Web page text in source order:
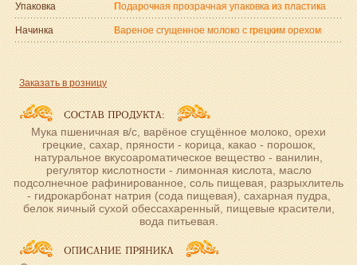
Упаковка Подарочная прозрачная упаковка из пластика
Начинка Вареное сгущенное молоко с грецким орехом
Заказать в розницу
Мука пшеничная в/с, варёное сгущённое молоко, орехи
грецкие, сахар, пряности - корица, какао - порошок,
натуральное вкусоароматическое вещество - ванилин,
регулятор кислотности - лимонная кислота, масло
подсолнечное рафинированное, соль пищевая, разрыхлитель
- гидрокарбонат натрия (сода пищевая), сахарная пудра,
белок яичный сухой обессахаренный, пищевые красители,
вода питьевая.